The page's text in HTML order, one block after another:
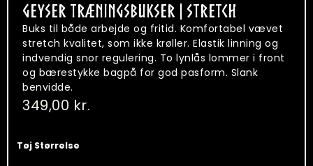
GEYSER TRÆNINGSBUKSER | STRETCH
Buks til både arbejde og fritid. Komfortabel vævet
stretch kvalitet, som ikke krøller. Elastik linning og
indvendig snor regulering. To lynlås lommer i front
og bærestykke bagpå for god pasform. Slank
benvidde.
349,00 kr.
Tøj Størrelse